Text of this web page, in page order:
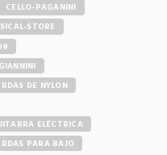
CELLO-PAGANINI
STORE
DE NYLON
ELÉCTRICA
PARA BAJO